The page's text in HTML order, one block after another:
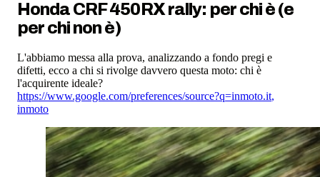
Honda CRF 450RX rally: per chi è (e
per chi non è)
L'abbiamo messa alla prova, analizzando a fondo pregi e
difetti, ecco a chi si rivolge davvero questa moto: chi è
l'acquirente ideale?
https://www.google.com/preferences/source?q=inmoto.it,
inmoto